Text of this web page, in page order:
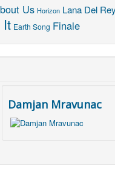
Us Horizon Lana Del
It Earth Song Finale
Damjan Mravunac